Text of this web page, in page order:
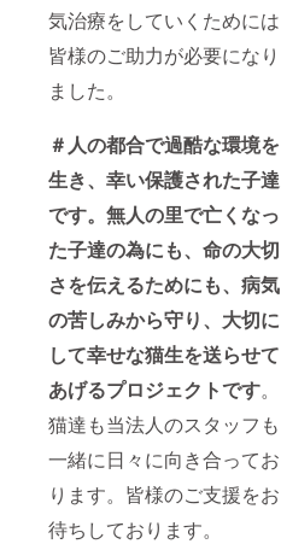
気治療をしていくためには
皆様のご助力が必要になり
ました。
＃ 人の都合で過酷な環境を
生き、幸い保護された子達
です。無人の里で亡くなっ
た子達の為にも、命の大切
さを伝えるためにも、病気
の苦しみから守り、大切に
して幸せな猫生を送らせて
あげるプロジェクトです。
猫達も当法人のスタッフも
一緒に日々に向き合ってお
ります。皆様のご支援をお
待ちしております。